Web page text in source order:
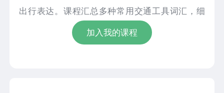
出行表达。课程汇总多种常用交通工具词汇，细
致讲解疑问词 “怎么”、句尾语气词 “呢” 以及副词
“就” 的用法，搭配实景人物对话示范与跟读练
加入我的课程